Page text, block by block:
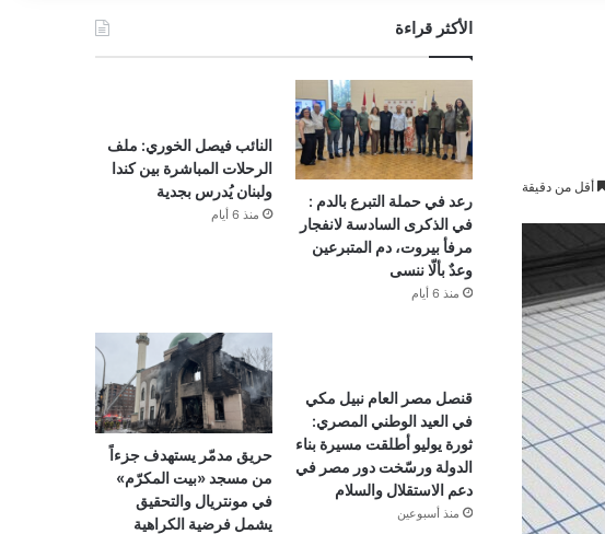
أقل من دقيقة
الأكثر قراءة
رعد في حملة التبرع بالدم :
في الذكرى السادسة لانفجار
مرفأ بيروت، دم المتبرعين
وعدٌ بألّا ننسى
منذ 6 أيام
النائب فيصل الخوري: ملف
الرحلات المباشرة بين كندا
ولبنان يُدرس بجدية
منذ 6 أيام
قنصل مصر العام نبيل مكي
في العيد الوطني المصري:
ثورة يوليو أطلقت مسيرة بناء
الدولة ورسّخت دور مصر في
دعم الاستقلال والسلام
منذ أسبوعين
حريق مدمّر يستهدف جزءاً
من مسجد «بيت المكرّم»
في مونتريال والتحقيق
يشمل فرضية الكراهية